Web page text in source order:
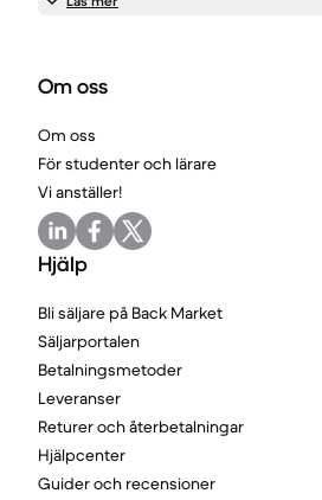
Om oss
Om oss
För studenter och lärare
Vi anställer!
Hjälp
Bli säljare på Back Market
Säljarportalen
Betalningsmetoder
Leveranser
Returer och återbetalningar
Hjälpcenter
Guider och recensioner